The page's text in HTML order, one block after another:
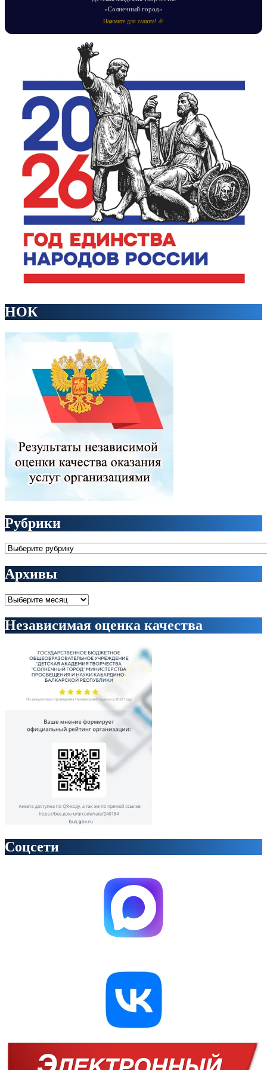
«Солнечный город»
Нажмите для салюта! 🎉
НОК
Рубрики
Рубрики
Архивы
Архивы
Независимая оценка качества
Соцсети